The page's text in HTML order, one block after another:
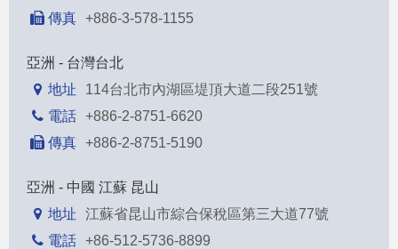
傳真 +886-3-578-1155
亞洲 - 台灣台北
地址
114台北市內湖區堤頂大道二段251號
電話 +886-2-8751-6620
傳真 +886-2-8751-5190
亞洲 - 中國 江蘇 昆山
地址
江蘇省昆山市綜合保稅區第三大道77號
電話 +86-512-5736-8899